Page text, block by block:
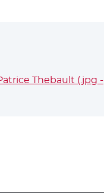
Thebault (.jpg -